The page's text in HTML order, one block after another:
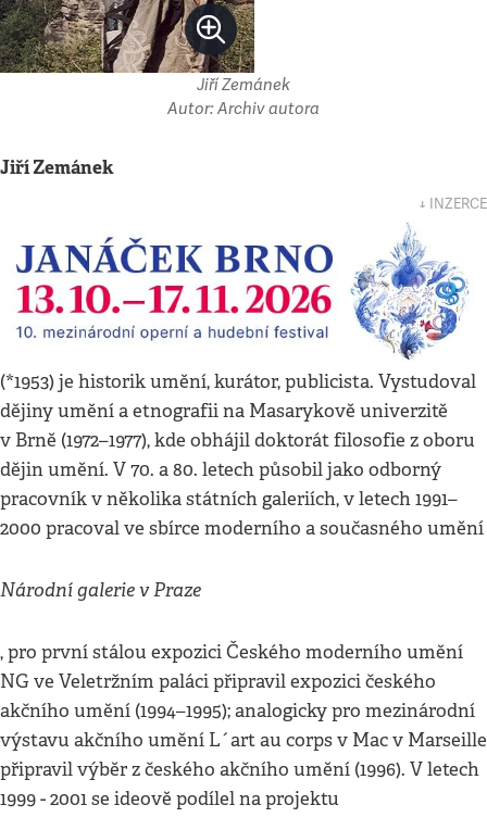
Jiří Zemánek
Autor: Archiv autora
Jiří Zemánek
↓ INZERCE
(*1953) je historik umění, kurátor, publicista. Vystudoval
dějiny umění a etnografii na Masarykově univerzitě
v Brně (1972–1977), kde obhájil doktorát filosofie z oboru
dějin umění. V 70. a 80. letech působil jako odborný
pracovník v několika státních galeriích, v letech 1991–
2000 pracoval ve sbírce moderního a současného umění
Národní galerie v Praze
, pro první stálou expozici Českého moderního umění
NG ve Veletržním paláci připravil expozici českého
akčního umění (1994–1995); analogicky pro mezinárodní
výstavu akčního umění L´art au corps v Mac v Marseille
připravil výběr z českého akčního umění (1996). V letech
1999 - 2001 se ideově podílel na projektu